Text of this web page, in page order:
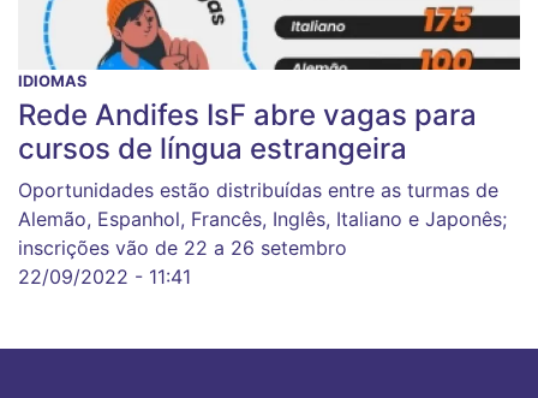
IDIOMAS
Rede Andifes IsF abre vagas para
cursos de língua estrangeira
Oportunidades estão distribuídas entre as turmas de
Alemão, Espanhol, Francês, Inglês, Italiano e Japonês;
inscrições vão de 22 a 26 setembro
22/09/2022 - 11:41